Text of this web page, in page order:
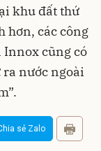
khu đất thứ
hơn, các công
cũng có
nước ngoài
sẻ Zalo